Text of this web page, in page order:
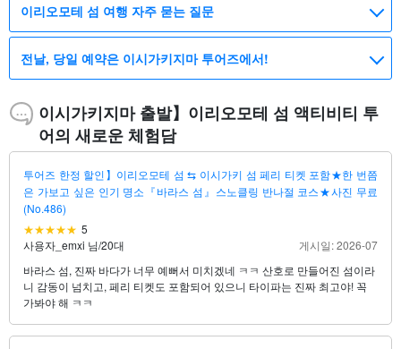
이리오모테 섬 여행 자주 묻는 질문
전날, 당일 예약은 이시가키지마 투어즈에서!
이시가키지마 출발】이리오모테 섬 액티비티 투
어의 새로운 체험담
투어즈 한정 할인】이리오모테 섬 ⇆ 이시가키 섬 페리 티켓 포함★한 번쯤
은 가보고 싶은 인기 명소『바라스 섬』스노클링 반나절 코스★사진 무료
(No.486)
5
사용자_emxi 님/20대
게시일: 2026-07
바라스 섬, 진짜 바다가 너무 예뻐서 미치겠네 ㅋㅋ 산호로 만들어진 섬이라
니 감동이 넘치고, 페리 티켓도 포함되어 있으니 타이파는 진짜 최고야! 꼭
가봐야 해 ㅋㅋ